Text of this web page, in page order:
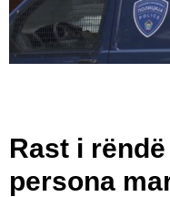
Rast i
persona